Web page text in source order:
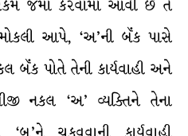
જમા કરવામાં આવી છે તે
આપે, ‘અ’ની બૅંક પાસે
બૅંક પોતે તેની કાર્યવાહી અને
નકલ ‘અ’ વ્યક્તિને તેના